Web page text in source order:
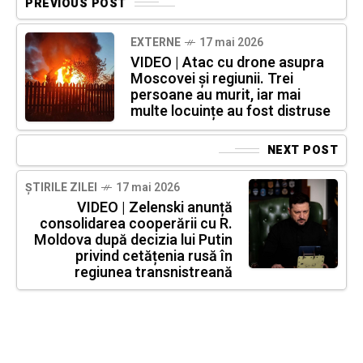
PREVIOUS POST
EXTERNE 17 mai 2026
VIDEO | Atac cu drone asupra
Moscovei și regiunii. Trei
persoane au murit, iar mai
multe locuințe au fost distruse
NEXT POST
ȘTIRILE ZILEI 17 mai 2026
VIDEO | Zelenski anunță
consolidarea cooperării cu R.
Moldova după decizia lui Putin
privind cetățenia rusă în
regiunea transnistreană